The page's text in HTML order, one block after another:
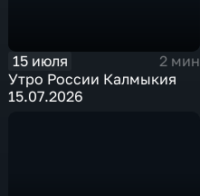
15 июля
2 мин
Утро России Калмыкия
15.07.2026